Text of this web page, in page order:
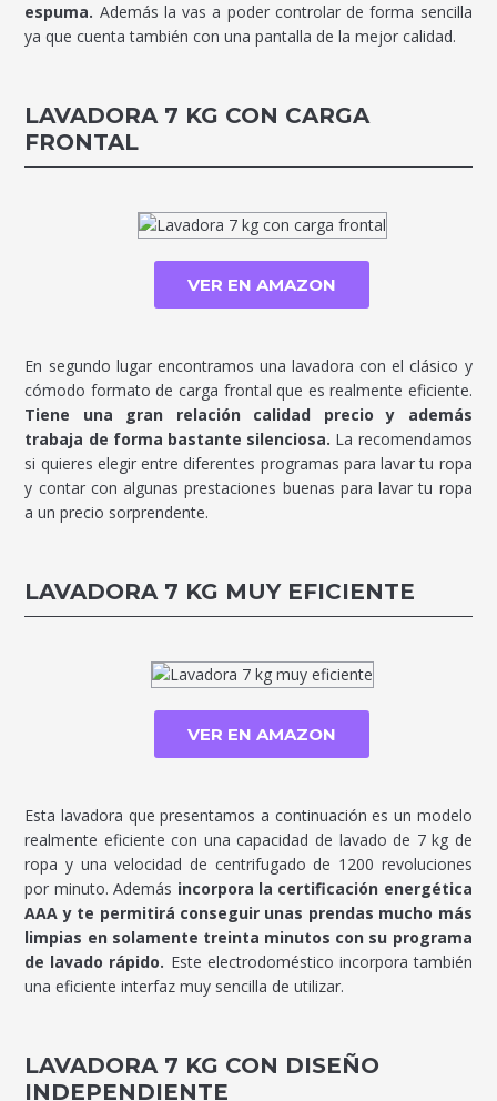
espuma. Además la vas a poder controlar de forma sencilla
ya que cuenta también con una pantalla de la mejor calidad.
LAVADORA 7 KG CON CARGA
FRONTAL
VER EN AMAZON
En segundo lugar encontramos una lavadora con el clásico y
cómodo formato de carga frontal que es realmente eficiente.
Tiene una gran relación calidad precio y además
trabaja de forma bastante silenciosa. La recomendamos
si quieres elegir entre diferentes programas para lavar tu ropa
y contar con algunas prestaciones buenas para lavar tu ropa
a un precio sorprendente.
LAVADORA 7 KG MUY EFICIENTE
VER EN AMAZON
Esta lavadora que presentamos a continuación es un modelo
realmente eficiente con una capacidad de lavado de 7 kg de
ropa y una velocidad de centrifugado de 1200 revoluciones
por minuto. Además incorpora la certificación energética
AAA y te permitirá conseguir unas prendas mucho más
limpias en solamente treinta minutos con su programa
de lavado rápido. Este electrodoméstico incorpora también
una eficiente interfaz muy sencilla de utilizar.
LAVADORA 7 KG CON DISEÑO
INDEPENDIENTE